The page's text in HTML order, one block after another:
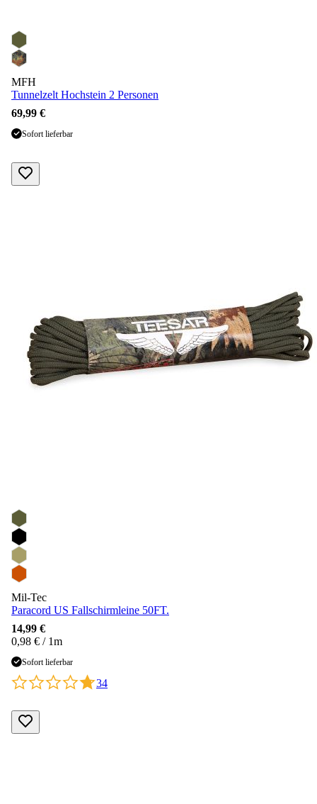
MFH
Tunnelzelt Hochstein 2 Personen
69,99 €
Sofort lieferbar
Mil-Tec
Paracord US Fallschirmleine 50FT.
14,99 €
0,98 € / 1m
Sofort lieferbar
34